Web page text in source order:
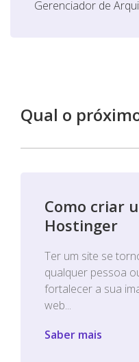
Gerenciador de
Qual o
Como criar
Hostinger
Ter um site se
qualquer pessoa
fortalecer a sua
web...
Saber mais